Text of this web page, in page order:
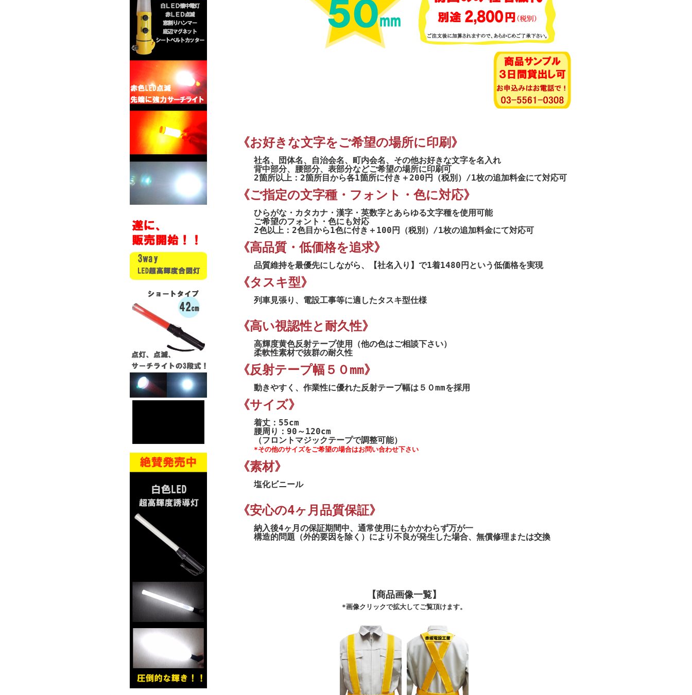
《お好きな文字をご希望の場所に印刷》
社名、団体名、自治会名、町内会名、その他お好きな文字を名入れ
背中部分、腰部分、表部分などご希望の場所に印刷可
2箇所以上：2箇所目から各1箇所に付き＋200円（税別）/1枚の追加料金にて対応可
《ご指定の文字種・フォント・色に対応》
ひらがな・カタカナ・漢字・英数字とあらゆる文字種を使用可能
ご希望のフォント・色にも対応
2色以上：2色目から1色に付き＋100円（税別）/1枚の追加料金にて対応可
《高品質・低価格を追求》
品質維持を最優先にしながら、【社名入り】で1着1480円という低価格を実現
《タスキ型》
列車見張り、電設工事等に適したタスキ型仕様
《高い視認性と耐久性》
高輝度黄色反射テープ使用（他の色はご相談下さい）
柔軟性素材で抜群の耐久性
《反射テープ幅５０mm》
動きやすく、作業性に優れた反射テープ幅は５０mmを採用
《サイズ》
着丈：55cm
腰周り：90～120cm
（フロントマジックテープで調整可能）
*その他のサイズをご希望の場合はお問い合わせ下さい
《素材》
塩化ビニール
《安心の4ヶ月品質保証》
納入後4ヶ月の保証期間中、通常使用にもかかわらず万が一
構造的問題（外的要因を除く）により不良が発生した場合、無償修理または交換
【商品画像一覧】
*画像クリックで拡大してご覧頂けます。